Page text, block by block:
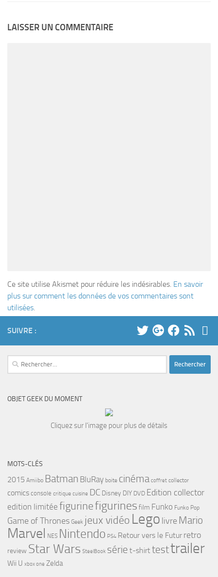
LAISSER UN COMMENTAIRE
Ce site utilise Akismet pour réduire les indésirables. En savoir
plus sur comment les données de vos commentaires sont
utilisées
SUIVRE :
Rechercher :
OBJET GEEK DU MOMENT
Cliquez sur l'image pour plus de détails
MOTS-CLÉS
2015 Amiibo Batman BluRay boite cinéma coffret collector
comics console critique cuisine DC Disney DIY DVD Edition collector
edition limitée figurinefigurines film Funko Funko Pop
Game of Thrones Geek jeux vidéo Lego livre Mario
Marvel NES Nintendo PS4 Retour vers le Futur retro
review Star Wars SteelBook série t-shirttesttrailer
Wii U xbox one Zelda